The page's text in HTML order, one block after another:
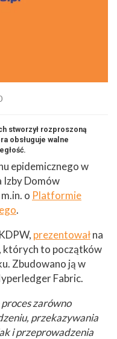
stworzył rozproszoną
obsługuje walne
epidemicznego w
Izby Domów
o Platformie
.
prezentowałna
których to początków
Zbudowano ją w
Fabric.
proces zarówno
przekazywania
i przeprowadzenia